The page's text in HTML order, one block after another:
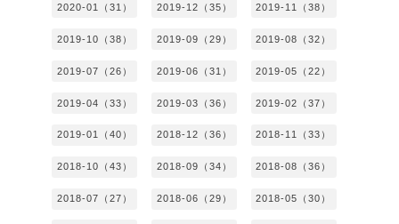
2020-01（31） 2019-12（35） 2019-11（38）
2019-10（38） 2019-09（29） 2019-08（32）
2019-07（26） 2019-06（31） 2019-05（22）
2019-04（33） 2019-03（36） 2019-02（37）
2019-01（40） 2018-12（36） 2018-11（33）
2018-10（43） 2018-09（34） 2018-08（36）
2018-07（27） 2018-06（29） 2018-05（30）